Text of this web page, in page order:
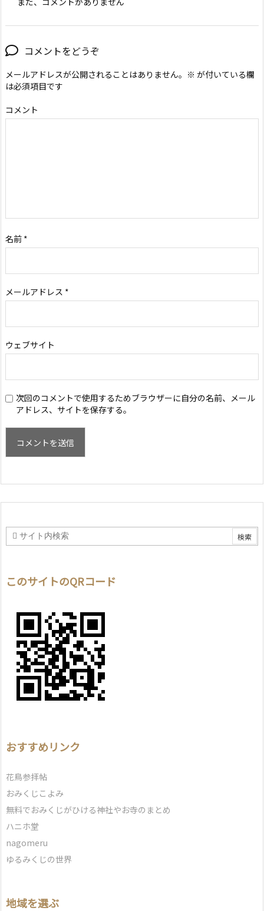
コメントをどうぞ
メールアドレスが公開されることはありません。 ※ が付いている欄
は必須項目です
コメント
名前 *
メールアドレス *
ウェブサイト
次回のコメントで使用するためブラウザーに自分の名前、メール
アドレス、サイトを保存する。
このサイトのQRコード
おすすめリンク
花鳥参拝帖
おみくじこよみ
無料でおみくじがひける神社やお寺のまとめ
ハニホ堂
nagomeru
ゆるみくじの世界
地域を選ぶ